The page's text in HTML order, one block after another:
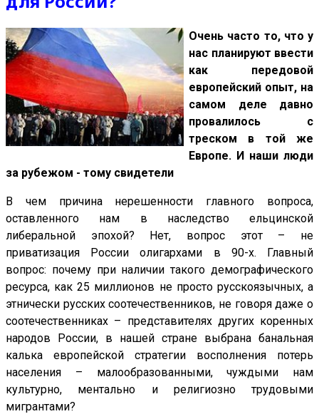
Очень часто то, что у
нас планируют ввести
как передовой
европейский опыт, на
самом деле давно
провалилось с
треском в той же
Европе. И наши люди
за рубежом - тому свидетели
В чем причина нерешенности главного вопроса,
оставленного нам в наследство ельцинской
либеральной эпохой? Нет, вопрос этот – не
приватизация России олигархами в 90-х. Главный
вопрос: почему при наличии такого демографического
ресурса, как 25 миллионов не просто русскоязычных, а
этнически русских соотечественников, не говоря даже о
соотечественниках – представителях других коренных
народов России, в нашей стране выбрана банальная
калька европейской стратегии восполнения потерь
населения – малообразованными, чуждыми нам
культурно, ментально и религиозно трудовыми
мигрантами?